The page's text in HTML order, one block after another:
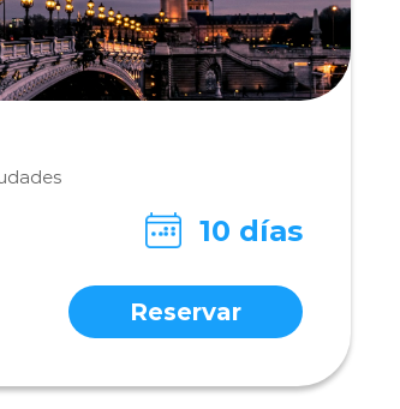
10 días
Reservar